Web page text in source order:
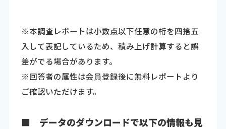
※本調査レポートは小数点以下任意の桁を四捨五
入して表記しているため、積み上げ計算すると誤
差がでる場合があります。
※回答者の属性は会員登録後に無料レポートより
ご確認いただけます。
■ データのダウンロードで以下の情報も見